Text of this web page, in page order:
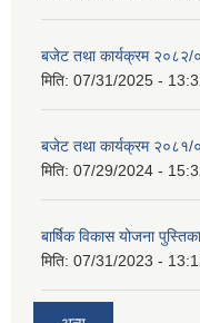
बजेट तथा कार्यक्रम २०८२/
मिति: 07/31/2025 -
बजेट तथा कार्यक्रम २०८१/
मिति: 07/29/2024 -
बार्षिक विकास योजना
मिति: 07/31/2023 -